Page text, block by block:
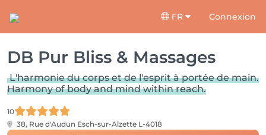
FR Connexion
DB Pur Bliss & Massages
L'harmonie du corps et de l'esprit à portée de main.
Harmony of body and mind within reach.
10
38, Rue d'Audun Esch-sur-Alzette L-4018